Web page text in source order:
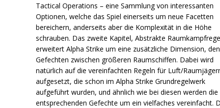
Tactical Operations – eine Sammlung von interessanten
Optionen, welche das Spiel einerseits um neue Facetten
bereichern, anderseits aber die Komplexität in die Höhe
schrauben. Das zweite Kapitel, Abstrakte
erweitert Alpha Strike um eine zusätzliche Dimension, den
Gefechten zwischen größeren Raumschiffen. Dabei wird
natürlich auf die vereinfachten Regeln für Luft/
aufgesetzt, die schon im Alpha Strike Grundregelwerk
aufgeführt wurden, und ähnlich wie bei diesen werden die
entsprechenden Gefechte um ein vielfaches vereinfacht.